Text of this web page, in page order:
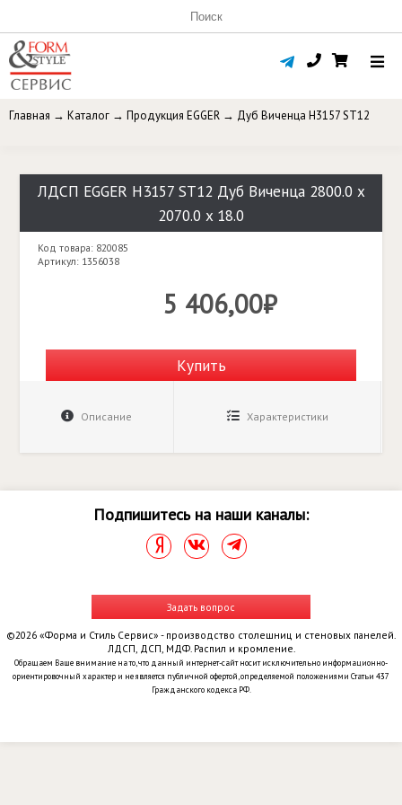
Главная → Каталог → Продукция EGGER → Дуб Виченца H3157 ST12
ЛДСП EGGER H3157 ST12 Дуб Виченца 2800.0 x
2070.0 x 18.0
Код товара: 820085
Артикул: 1356038
5 406,00₽
Купить
Описание Характеристики
Подпишитесь на наши каналы:
Задать вопрос
©2026 «Форма и Стиль Сервис» - производство столешниц и стеновых панелей.
ЛДСП, ДСП, МДФ. Распил и кромление.
Обращаем Ваше внимание на то, что данный интернет-сайт носит исключительно информационно-
ориентировочный характер и не является публичной офертой, определяемой положениями Статьи 437
Гражданского кодекса РФ.